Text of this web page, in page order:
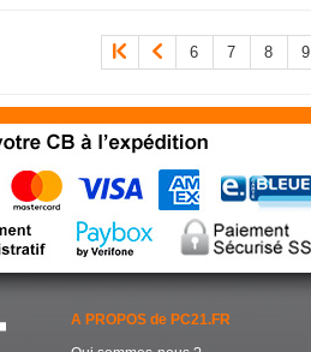
6 7 8 9
A PROPOS de PC21.FR